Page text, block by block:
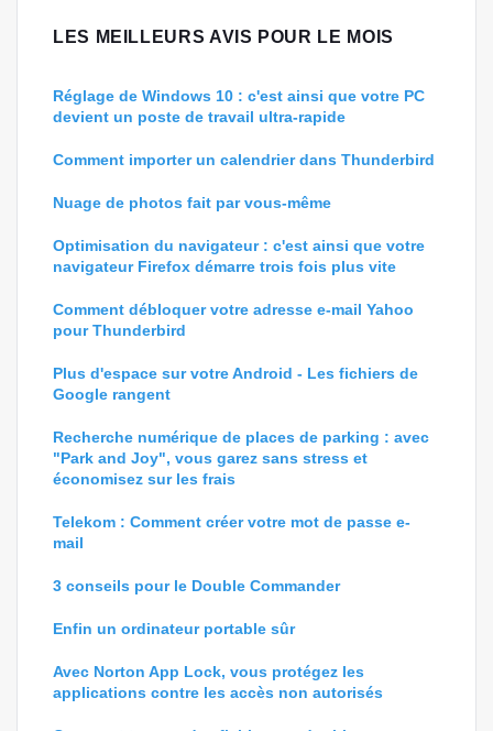
LES MEILLEURS AVIS POUR LE MOIS
Réglage de Windows 10 : c'est ainsi que votre PC
devient un poste de travail ultra-rapide
Comment importer un calendrier dans Thunderbird
Nuage de photos fait par vous-même
Optimisation du navigateur : c'est ainsi que votre
navigateur Firefox démarre trois fois plus vite
Comment débloquer votre adresse e-mail Yahoo
pour Thunderbird
Plus d'espace sur votre Android - Les fichiers de
Google rangent
Recherche numérique de places de parking : avec
"Park and Joy", vous garez sans stress et
économisez sur les frais
Telekom : Comment créer votre mot de passe e-
mail
3 conseils pour le Double Commander
Enfin un ordinateur portable sûr
Avec Norton App Lock, vous protégez les
applications contre les accès non autorisés